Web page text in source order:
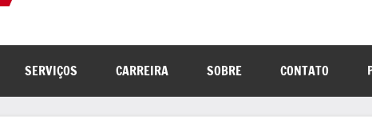
de
Notícias
internet
SERVIÇOS CARREIRA SOBRE CONTATO